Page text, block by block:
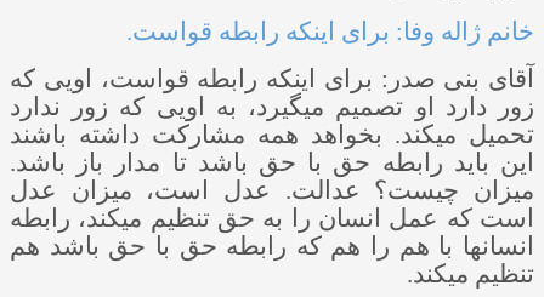
خانم ژاله وفا: برای اینکه رابطه قواست.
آقای بنی ­صدر: برای اینکه رابطه قواست، اویی که
زور دارد او تصمیم می­گیرد، به اویی که زور ندارد
تحمیل می­کند. بخواهد همه مشارکت داشته باشند
این باید رابطه حق با حق باشد تا مدار باز باشد.
میزان چیست؟ عدالت. عدل است، میزان عدل
است که عمل انسان را به حق تنظیم می­کند، رابطه
انسان­ها با هم را هم که رابطه حق با حق باشد هم
تنظیم می­کند.